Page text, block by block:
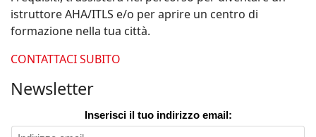
istruttore AHA/ITLS e/o per aprire un centro di
formazione nella tua città.
CONTATTACI SUBITO
Newsletter
Inserisci il tuo indirizzo email: